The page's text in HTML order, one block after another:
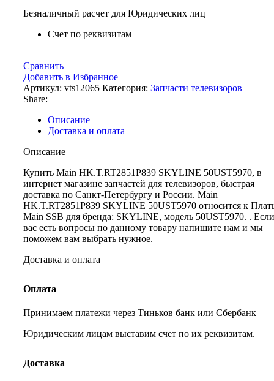
Безналичный расчет для Юридических лиц
Счет по реквизитам
Сравнить
Добавить в Избранное
Артикул: vts12065 Категория: Запчасти телевизоров
Share:
Описание
Доставка и оплата
Описание
Купить Main HK.T.RT2851P839 SKYLINE 50UST5970, в
интернет магазине запчастей для телевизоров, быстрая
доставка по Санкт-Петербургу и России. Main
HK.T.RT2851P839 SKYLINE 50UST5970 относится к
Main SSB для бренда: SKYLINE, модель 50UST5970. .
вас есть вопросы по данному товару напишите нам и мы
поможем вам выбрать нужное.
Доставка и оплата
Оплата
Принимаем платежи через Тиньков банк или Сбербанк
Юридическим лицам выставим счет по их реквизитам.
Доставка